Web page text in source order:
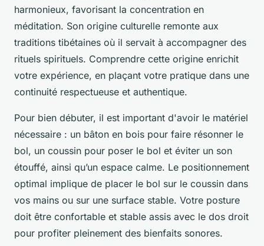
harmonieux, favorisant la concentration en
méditation. Son origine culturelle remonte aux
traditions tibétaines où il servait à accompagner des
rituels spirituels. Comprendre cette origine enrichit
votre expérience, en plaçant votre pratique dans une
continuité respectueuse et authentique.
Pour bien débuter, il est important d'avoir le matériel
nécessaire : un bâton en bois pour faire résonner le
bol, un coussin pour poser le bol et éviter un son
étouffé, ainsi qu’un espace calme. Le positionnement
optimal implique de placer le bol sur le coussin dans
vos mains ou sur une surface stable. Votre posture
doit être confortable et stable assis avec le dos droit
pour profiter pleinement des bienfaits sonores.